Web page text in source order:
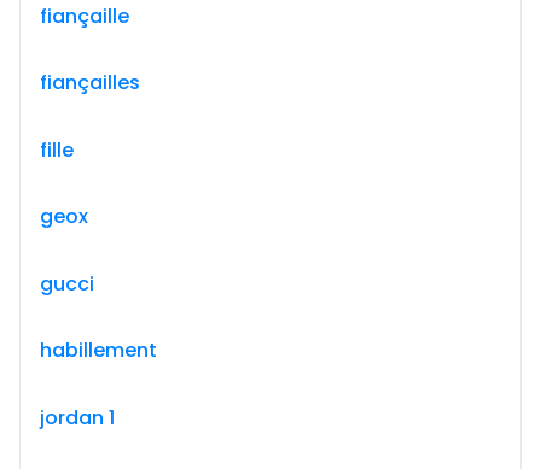
fiançaille
fiançailles
fille
geox
gucci
habillement
jordan 1